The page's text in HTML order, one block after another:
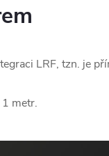
LRF, tzn. je
metr.